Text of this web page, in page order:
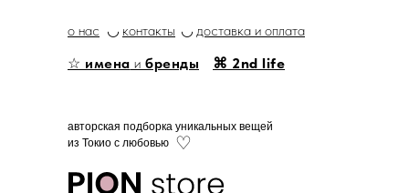
авторская подборка уникальных вещей
из Токио с любовью ♡
⌘ 2nd life
☆ имена и бренды
доставка и оплата
◡ ◡
контакты
о нас